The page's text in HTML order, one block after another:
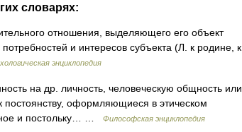
словарях:
отношения, выделяющего его объект
и интересов субъекта (Л. к родине, к
энциклопедия
на др. личность, человеческую общность или
оформляющиеся в этическом
и постольку… …
Философская энциклопедия